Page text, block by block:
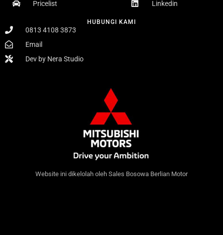
Website ini dikelolah oleh Sales Bosowa Berlian Motor
HUBUNGI KAMI
0813 4108 3873
Email
Dev by Nera Studio
Linkedin
Pricelist